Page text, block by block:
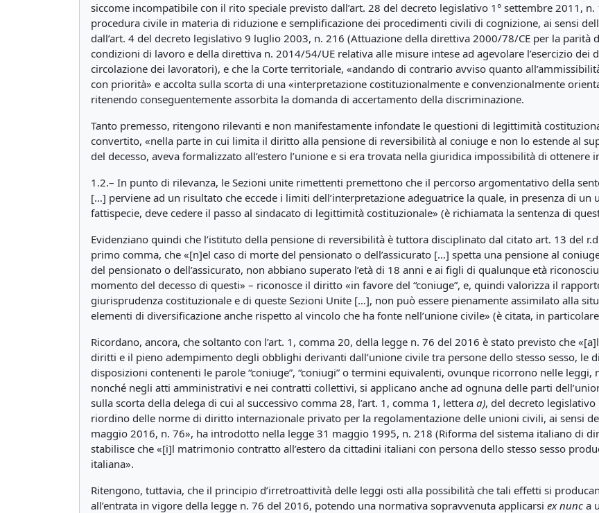
siccome incompatibile con il rito speciale previsto dall’art. 28 del decreto legislativo 1° settembre 2011,
procedura civile in materia di riduzione e semplificazione dei procedimenti civili di cognizione, ai sensi
dall’art. 4 del decreto legislativo 9 luglio 2003, n. 216 (Attuazione della direttiva 2000/78/CE per la parità
condizioni di lavoro e della direttiva n. 2014/54/UE relativa alle misure intese ad agevolare l’esercizio
circolazione dei lavoratori), e che la Corte territoriale, «andando di contrario avviso quanto
con priorità» e accolta sulla scorta di una «interpretazione costituzionalmente e convenzionalmente
ritenendo conseguentemente assorbita la domanda di accertamento della discriminazione.
Tanto premesso, ritengono rilevanti e non manifestamente infondate le questioni di legittimità
convertito, «nella parte in cui limita il diritto alla pensione di reversibilità al coniuge e non lo estende al
del decesso, aveva formalizzato all’estero l’unione e si era trovata nella giuridica impossibilità di
1.2.– In punto di rilevanza, le Sezioni unite rimettenti premettono che il percorso argomentativo della
[…] perviene ad un risultato che eccede i limiti dell’interpretazione adeguatrice la quale, in presenza di
fattispecie, deve cedere il passo al sindacato di legittimità costituzionale» (è richiamata la sentenza di
Evidenziano quindi che l’istituto della pensione di reversibilità è tuttora disciplinato dal citato art. 13 del
primo comma, che «[n]el caso di morte del pensionato o dell’assicurato […] spetta una pensione al
del pensionato o dell’assicurato, non abbiano superato l’età di 18 anni e ai figli di qualunque età
momento del decesso di questi» – riconosce il diritto «in favore del “coniuge”, e, quindi valorizza il
giurisprudenza costituzionale e di queste Sezioni Unite […], non può essere pienamente assimilato alla
elementi di diversificazione anche rispetto al vincolo che ha fonte nell’unione civile» (è citata, in
Ricordano, ancora, che soltanto con l’art. 1, comma 20, della legge n. 76 del 2016 è stato previsto che
diritti e il pieno adempimento degli obblighi derivanti dall’unione civile tra persone dello stesso sesso, le
disposizioni contenenti le parole “coniuge”, “coniugi” o termini equivalenti, ovunque ricorrono nelle
nonché negli atti amministrativi e nei contratti collettivi, si applicano anche ad ognuna delle parti
sulla scorta della delega di cui al successivo comma 28, l’art. 1, comma 1, lettera a), del decreto
riordino delle norme di diritto internazionale privato per la regolamentazione delle unioni civili, ai sensi
maggio 2016, n. 76», ha introdotto nella legge 31 maggio 1995, n. 218 (Riforma del sistema italiano di
stabilisce che «[i]l matrimonio contratto all’estero da cittadini italiani con persona dello stesso sesso
italiana».
Ritengono, tuttavia, che il principio d’irretroattività delle leggi osti alla possibilità che tali effetti si
all’entrata in vigore della legge n. 76 del 2016, potendo una normativa sopravvenuta applicarsi ex nunc a